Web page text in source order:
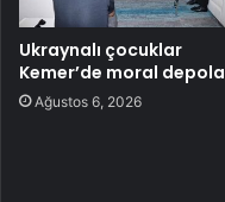
Ukraynalı çocuklar
Kemer’de moral
Ağustos 6, 2026